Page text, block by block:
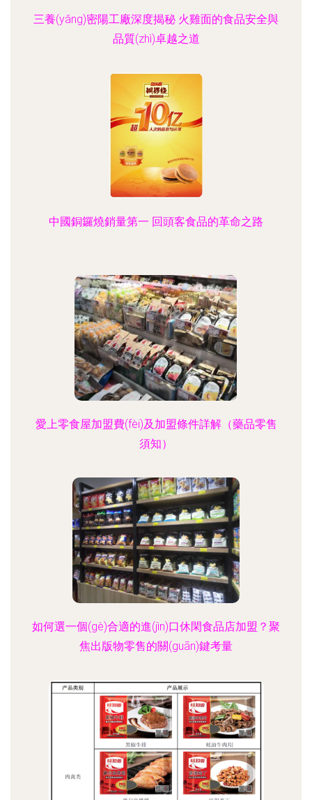
三養(yǎng)密陽工廠深度揭秘 火雞面的食品安全與
品質(zhì)卓越之道
中國銅鑼燒銷量第一 回頭客食品的革命之路
愛上零食屋加盟費(fèi)及加盟條件詳解（藥品零售
須知）
如何選一個(gè)合適的進(jìn)口休閑食品店加盟？聚
焦出版物零售的關(guān)鍵考量